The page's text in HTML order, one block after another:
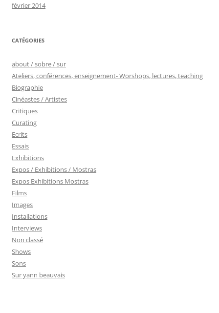
février 2014
CATÉGORIES
about / sobre / sur
Ateliers, conférences, enseignement- Worshops, lectures, teaching
Biographie
Cinéastes / Artistes
Critiques
Curating
Ecrits
Essais
Exhibitions
Expos / Exhibitions / Mostras
Expos Exhibitions Mostras
Films
Images
Installations
Interviews
Non classé
Shows
Sons
Sur yann beauvais